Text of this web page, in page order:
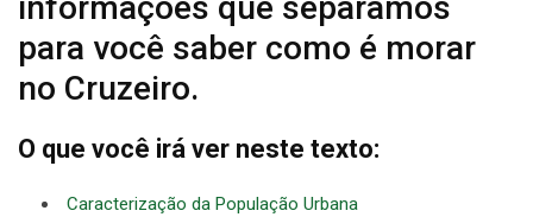
para você saber como é morar
no Cruzeiro.
O que você irá ver neste texto:
Caracterização da População Urbana